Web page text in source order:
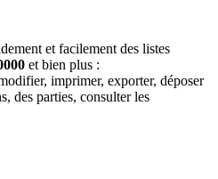
et facilement des listes
et bien plus :
imprimer, exporter, déposer
des parties, consulter les